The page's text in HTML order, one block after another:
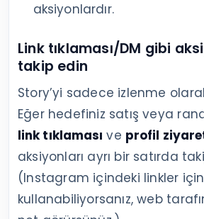
aksiyonlardır.
Link tıklaması/DM gibi
takip edin
Story’yi sadece izlenme
Eğer hedefiniz satış veya
link tıklaması ve profil
aksiyonları ayrı bir satırda
(Instagram içindeki linkler için
kullanabiliyorsanız, web